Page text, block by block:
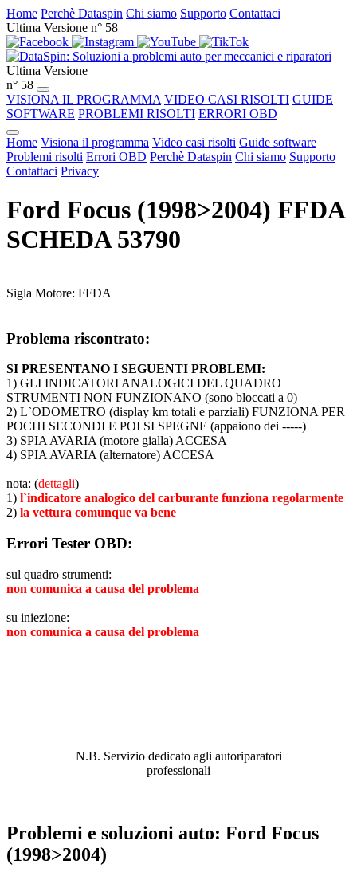
Home Perchè Dataspin Chi siamo Supporto Contattaci
Ultima Versione n° 58
Ultima Versione
n° 58
VISIONA IL PROGRAMMA VIDEO CASI RISOLTI GUIDE
SOFTWARE PROBLEMI RISOLTI ERRORI OBD
Home Visiona il programma Video casi risolti Guide software
Problemi risolti Errori OBD Perchè Dataspin Chi siamo Supporto
Contattaci Privacy
Ford Focus (1998>2004) FFDA
SCHEDA 53790
Sigla Motore: FFDA
Problema riscontrato:
SI PRESENTANO I SEGUENTI PROBLEMI:
1) GLI INDICATORI ANALOGICI DEL QUADRO
STRUMENTI NON FUNZIONANO (sono bloccati a 0)
2) L`ODOMETRO (display km totali e parziali) FUNZIONA PER
POCHI SECONDI E POI SI SPEGNE (appaiono dei -----)
3) SPIA AVARIA (motore gialla) ACCESA
4) SPIA AVARIA (alternatore) ACCESA
nota: (dettagli)
1) l`indicatore analogico del carburante funziona regolarmente
2) la vettura comunque va bene
Errori Tester OBD:
sul quadro strumenti:
non comunica a causa del problema
su iniezione:
non comunica a causa del problema
N.B. Servizio dedicato agli autoriparatori
professionali
Problemi e soluzioni auto: Ford Focus
(1998>2004)